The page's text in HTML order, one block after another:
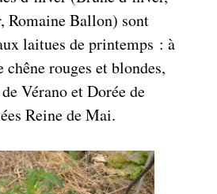
Romaine Ballon) sont
laitues de printemps : à
rouges et blondes,
Vérano et Dorée de
Reine de Mai.